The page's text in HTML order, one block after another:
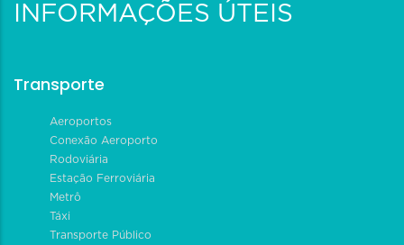
INFORMAÇÕES ÚTEIS
Transporte
Aeroportos
Conexão Aeroporto
Rodoviária
Estação Ferroviária
Metrô
Táxi
Transporte Público